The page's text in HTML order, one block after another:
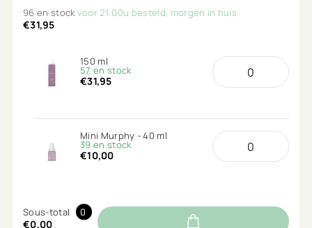
96 en stockvoor 21:00u besteld, morgen in huis
€31,95
150 ml
57 en stock
€31,95
Mini Murphy - 40 ml
39 en stock
€10,00
Sous-total 0
€0,00